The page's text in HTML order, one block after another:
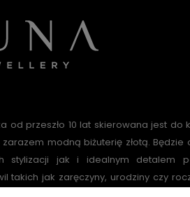
od przeszło 10 lat skierowana jest
modną biżuterię złotą. Będzie
stylizacji jak i idealnym detalem
takich jak zaręczyny, urodziny czy